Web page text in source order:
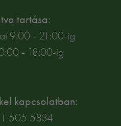
tartása:
9:00 - 21:00-ig
- 18:00-ig
kapcsolatban:
505 5834